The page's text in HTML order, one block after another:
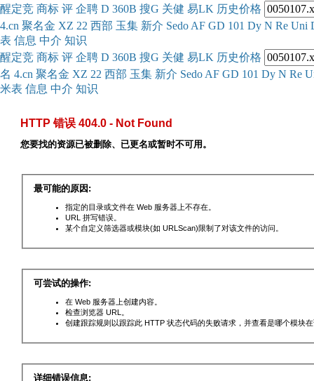
醒定竞 商标 评 企聘 D 360B 搜G 关健 易LK 历史价格
4.cn 聚名金 XZ 22 西部 玉集 新介 Sedo AF GD 101 Dy N Re Uni
表 信息 中介 知识